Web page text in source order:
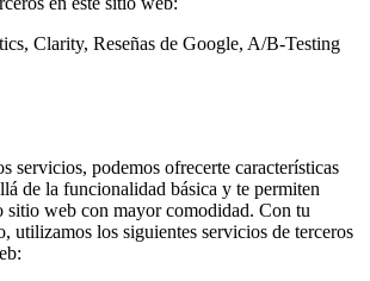
Clarity, Reseñas de Google, A/B-Testing
servicios, podemos ofrecerte características
de la funcionalidad básica y te permiten
sitio web con mayor comodidad. Con tu
utilizamos los siguientes servicios de terceros